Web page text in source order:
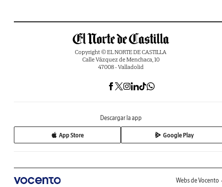
Copyright © EL NORTE DE CASTILLA
Calle Vázquez de Menchaca, 10
47008 - Valladolid
Descargar la app
App Store Google Play
Webs de Vocento